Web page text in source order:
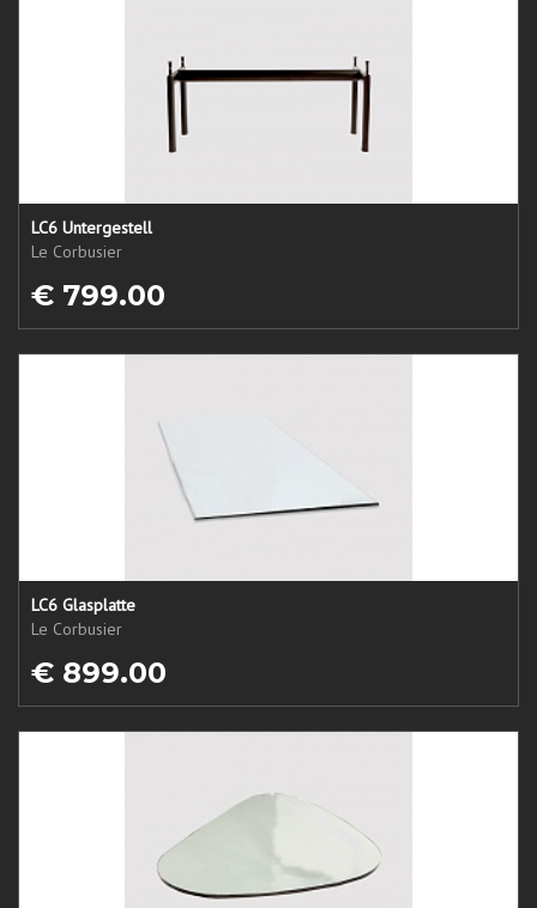
LC6 Untergestell
Le Corbusier
€ 799.00
LC6 Glasplatte
Le Corbusier
€ 899.00